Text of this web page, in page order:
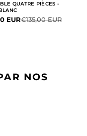
QUATRE PIÈCES -
vente
EURPrix normal
€135,00 EUR
NOS